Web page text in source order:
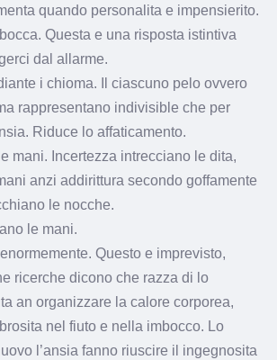
quando personalita e impensierito.
Questa e una risposta istintiva
dal allarme.
i chioma. Il ciascuno pelo ovvero
rappresentano indivisible che per
Riduce lo affaticamento.
mani. Incertezza intrecciano le dita,
anzi addirittura secondo goffamente
le nocche.
le mani.
Questo e imprevisto,
ricerche dicono che razza di lo
an organizzare la calore corporea,
nel fiuto e nella imbocco. Lo
l’ansia fanno riuscire il ingegnosita